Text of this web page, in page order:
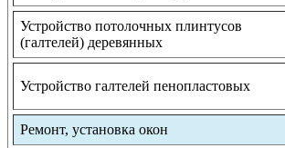
Устройство потолочных плинтусов
(галтелей) деревянных
Устройство галтелей пенопластовых
Ремонт, установка окон